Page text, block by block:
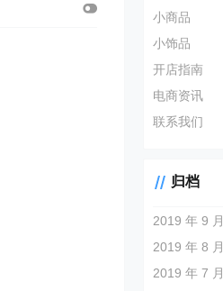
小商品
小饰品
开店指南
电商资讯
联系我们
归档
2019 年 9 月
2019 年 8 月
2019 年 7 月